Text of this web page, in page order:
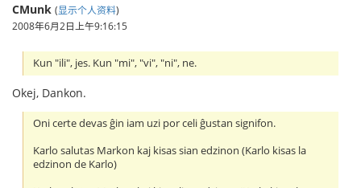
CMunk (显示个人资料)
2008年6月2日上午9:16:15
Kun "ili", jes. Kun "mi", "vi", "ni", ne.
Okej, Dankon.
Oni certe devas ĝin iam uzi por celi ĝustan signifon.
Karlo salutas Markon kaj kisas sian edzinon (Karlo kisas la
edzinon de Karlo)